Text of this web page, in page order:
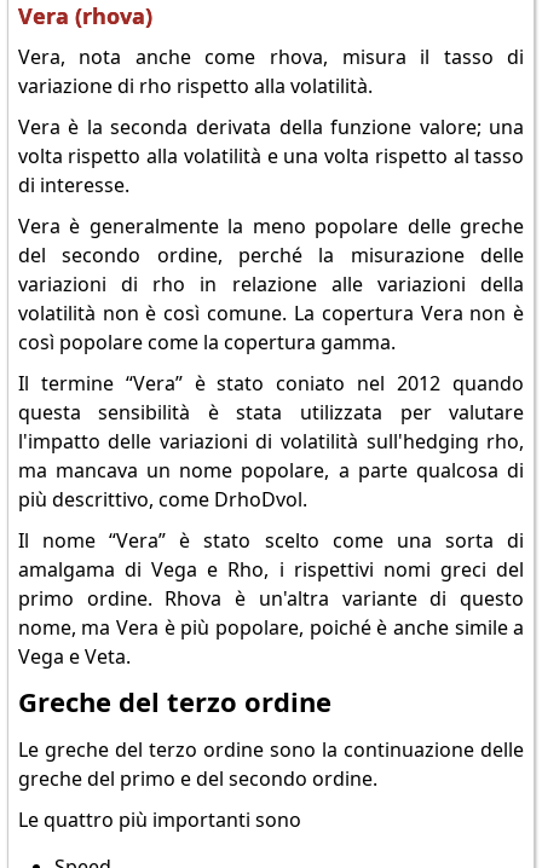
Vera (rhova)
Vera, nota anche come rhova, misura il tasso di
variazione di rho rispetto alla volatilità.
Vera è la seconda derivata della funzione valore; una
volta rispetto alla volatilità e una volta rispetto al tasso
di interesse.
Vera è generalmente la meno popolare delle greche
del secondo ordine, perché la misurazione delle
variazioni di rho in relazione alle variazioni della
volatilità non è così comune. La copertura Vera non è
così popolare come la copertura gamma.
Il termine “Vera” è stato coniato nel 2012 quando
questa sensibilità è stata utilizzata per valutare
l'impatto delle variazioni di volatilità sull'hedging rho,
ma mancava un nome popolare, a parte qualcosa di
più descrittivo, come DrhoDvol.
Il nome “Vera” è stato scelto come una sorta di
amalgama di Vega e Rho, i rispettivi nomi greci del
primo ordine. Rhova è un'altra variante di questo
nome, ma Vera è più popolare, poiché è anche simile a
Vega e Veta.
Greche del terzo ordine
Le greche del terzo ordine sono la continuazione delle
greche del primo e del secondo ordine.
Le quattro più importanti sono